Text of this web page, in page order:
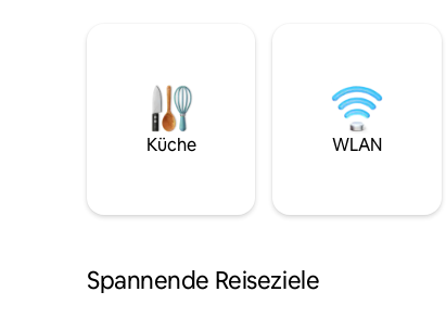
Küche WLAN
Spannende Reiseziele